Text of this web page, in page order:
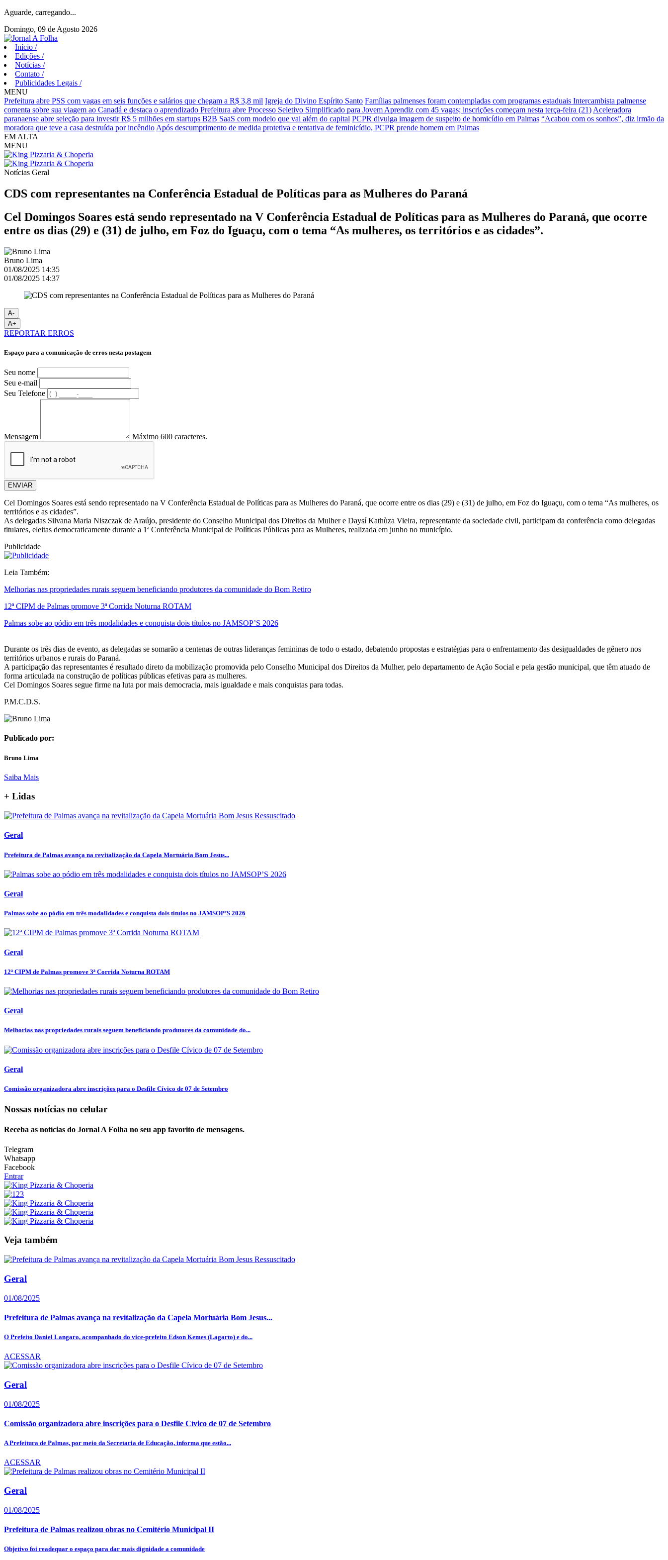
Aguarde, carregando...
Domingo, 09 de Agosto 2026
Início /
Edições /
Notícias /
Contato /
Publicidades Legais /
MENU
Prefeitura abre PSS com vagas em seis funções e salários que chegam a R$ 3,8 mil Igreja do Divino Espírito Santo Famílias palmenses foram contempladas com programas estaduais Intercambista palmense
comenta sobre sua viagem ao Canadá e destaca o aprendizado Prefeitura abre Processo Seletivo Simplificado para Jovem Aprendiz com 45 vagas; inscrições começam nesta terça-feira (21) Aceleradora
paranaense abre seleção para investir R$ 5 milhões em startups B2B SaaS com modelo que vai além do capital PCPR divulga imagem de suspeito de homicídio em Palmas “Acabou com os sonhos”, diz irmão da
moradora que teve a casa destruída por incêndio Após descumprimento de medida protetiva e tentativa de feminicídio, PCPR prende homem em Palmas
EM ALTA
MENU
Notícias Geral
CDS com representantes na Conferência Estadual de Políticas para as Mulheres do Paraná
Cel Domingos Soares está sendo representado na V Conferência Estadual de Políticas para as Mulheres do Paraná, que ocorre
entre os dias (29) e (31) de julho, em Foz do Iguaçu, com o tema “As mulheres, os territórios e as cidades”.
Bruno Lima
01/08/2025 14:35
01/08/2025 14:37
A-
A+
REPORTAR ERROS
Espaço para a comunicação de erros nesta postagem
Seu nome
Seu e-mail
Seu Telefone
Mensagem Máximo 600 caracteres.
ENVIAR
Cel Domingos Soares está sendo representado na V Conferência Estadual de Políticas para as Mulheres do Paraná, que ocorre entre os dias (29) e (31) de julho, em Foz do Iguaçu, com o tema “As mulheres, os
territórios e as cidades”.
As delegadas Silvana Maria Niszczak de Araújo, presidente do Conselho Municipal dos Direitos da Mulher e Daysí Kathùza Vieira, representante da sociedade civil, participam da conferência como delegadas
titulares, eleitas democraticamente durante a 1ª Conferência Municipal de Políticas Públicas para as Mulheres, realizada em junho no município.
Publicidade
Leia Também:
Melhorias nas propriedades rurais seguem beneficiando produtores da comunidade do Bom Retiro
12ª CIPM de Palmas promove 3ª Corrida Noturna ROTAM
Palmas sobe ao pódio em três modalidades e conquista dois títulos no JAMSOP’S 2026
Durante os três dias de evento, as delegadas se somarão a centenas de outras lideranças femininas de todo o estado, debatendo propostas e estratégias para o enfrentamento das desigualdades de gênero nos
territórios urbanos e rurais do Paraná.
A participação das representantes é resultado direto da mobilização promovida pelo Conselho Municipal dos Direitos da Mulher, pelo departamento de Ação Social e pela gestão municipal, que têm atuado de
forma articulada na construção de políticas públicas efetivas para as mulheres.
Cel Domingos Soares segue firme na luta por mais democracia, mais igualdade e mais conquistas para todas.
P.M.C.D.S.
Publicado por:
Bruno Lima
Saiba Mais
+ Lidas
Geral
Prefeitura de Palmas avança na revitalização da Capela Mortuária Bom Jesus...
Geral
Palmas sobe ao pódio em três modalidades e conquista dois títulos no JAMSOP’S 2026
Geral
12ª CIPM de Palmas promove 3ª Corrida Noturna ROTAM
Geral
Melhorias nas propriedades rurais seguem beneficiando produtores da comunidade do...
Geral
Comissão organizadora abre inscrições para o Desfile Cívico de 07 de Setembro
Nossas notícias no celular
Receba as notícias do Jornal A Folha no seu app favorito de mensagens.
Telegram
Whatsapp
Facebook
Entrar
Veja também
Geral
01/08/2025
Prefeitura de Palmas avança na revitalização da Capela Mortuária Bom Jesus...
O Prefeito Daniel Langaro, acompanhado do vice-prefeito Edson Kemes (Lagarto) e do...
ACESSAR
Geral
01/08/2025
Comissão organizadora abre inscrições para o Desfile Cívico de 07 de Setembro
A Prefeitura de Palmas, por meio da Secretaria de Educação, informa que estão...
ACESSAR
Geral
01/08/2025
Prefeitura de Palmas realizou obras no Cemitério Municipal II
Objetivo foi readequar o espaço para dar mais dignidade a comunidade